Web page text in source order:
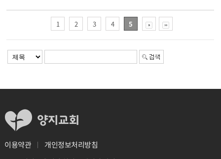
1 2 3 4 5
이용약관 개인정보처리방침